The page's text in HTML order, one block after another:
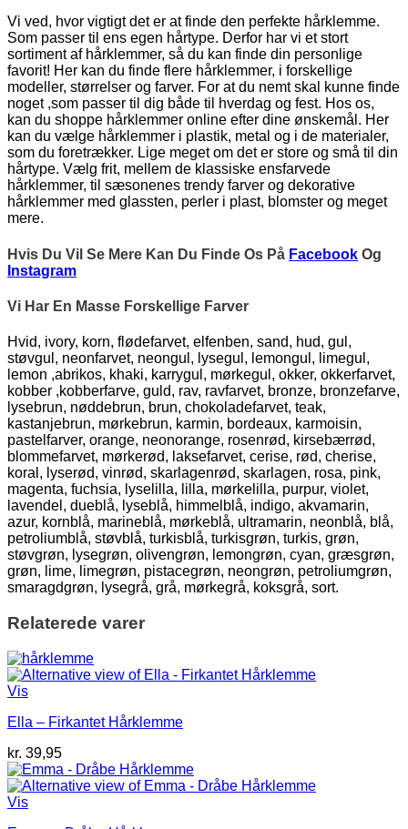
Vi ved, hvor vigtigt det er at finde den perfekte hårklemme.
Som passer til ens egen hårtype. Derfor har vi et stort
sortiment af hårklemmer, så du kan finde din personlige
favorit! Her kan du finde flere hårklemmer, i forskellige
modeller, størrelser og farver. For at du nemt skal kunne finde
noget ,som passer til dig både til hverdag og fest. Hos os,
kan du shoppe hårklemmer online efter dine ønskemål. Her
kan du vælge hårklemmer i plastik, metal og i de materialer,
som du foretrækker. Lige meget om det er store og små til din
hårtype. Vælg frit, mellem de klassiske ensfarvede
hårklemmer, til sæsonenes trendy farver og dekorative
hårklemmer med glassten, perler i plast, blomster og meget
mere.
Hvis Du Vil Se Mere Kan Du Finde Os På Facebook Og
Instagram
Vi Har En Masse Forskellige Farver
Hvid, ivory, korn, flødefarvet, elfenben, sand, hud, gul,
støvgul, neonfarvet, neongul, lysegul, lemongul, limegul,
lemon ,abrikos, khaki, karrygul, mørkegul, okker, okkerfarvet,
kobber ,kobberfarve, guld, rav, ravfarvet, bronze, bronzefarve,
lysebrun, nøddebrun, brun, chokoladefarvet, teak,
kastanjebrun, mørkebrun, karmin, bordeaux, karmoisin,
pastelfarver, orange, neonorange, rosenrød, kirsebærrød,
blommefarvet, mørkerød, laksefarvet, cerise, rød, cherise,
koral, lyserød, vinrød, skarlagenrød, skarlagen, rosa, pink,
magenta, fuchsia, lyselilla, lilla, mørkelilla, purpur, violet,
lavendel, dueblå, lyseblå, himmelblå, indigo, akvamarin,
azur, kornblå, marineblå, mørkeblå, ultramarin, neonblå, blå,
petroliumblå, støvblå, turkisblå, turkisgrøn, turkis, grøn,
støvgrøn, lysegrøn, olivengrøn, lemongrøn, cyan, græsgrøn,
grøn, lime, limegrøn, pistacegrøn, neongrøn, petroliumgrøn,
smaragdgrøn, lysegrå, grå, mørkegrå, koksgrå, sort.
Relaterede varer
Vis
Ella – Firkantet Hårklemme
kr. 39,95
Vis